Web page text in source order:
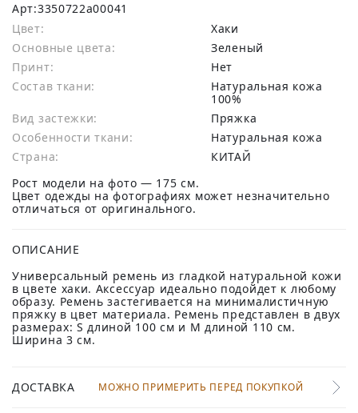
Арт:3350722a00041
Цвет:
Хаки
Основные цвета:
зеленый
Принт:
Нет
Состав ткани:
натуральная кожа
100%
Вид застежки:
Пряжка
Особенности ткани:
Натуральная кожа
Страна:
КИТАЙ
Рост модели на фото — 175 см.
Цвет одежды на фотографиях может незначительно
отличаться от оригинального.
ОПИСАНИЕ
Универсальный ремень из гладкой натуральной кожи
в цвете хаки. Аксессуар идеально подойдет к любому
образу. Ремень застегивается на минималистичную
пряжку в цвет материала. Ремень представлен в двух
размерах: S длиной 100 см и M длиной 110 см.
Ширина 3 см.
ДОСТАВКА МОЖНО ПРИМЕРИТЬ ПЕРЕД ПОКУПКОЙ